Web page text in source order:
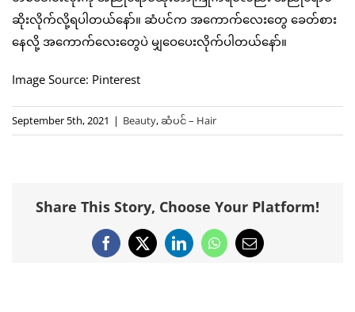
ဆိုးလိုက်လို့ရပါတယ်နော်။ ဆံပင်က အကောက်လေးတွေ ခေတ်စား
နေလို့ အကောက်လေးတွေပဲ မျှဝေပေးလိုက်ပါတယ်နော်။
Image Source: Pinterest
September 5th, 2021 | Beauty,ဆံပင် – Hair
Share This Story, Choose Your Platform!
Facebook
X LinkedInWhatsApp
Email